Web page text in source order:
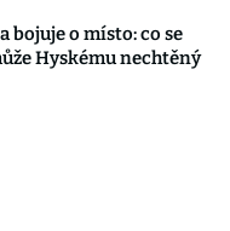
bojuje o místo: co se
Hyskému nechtěný